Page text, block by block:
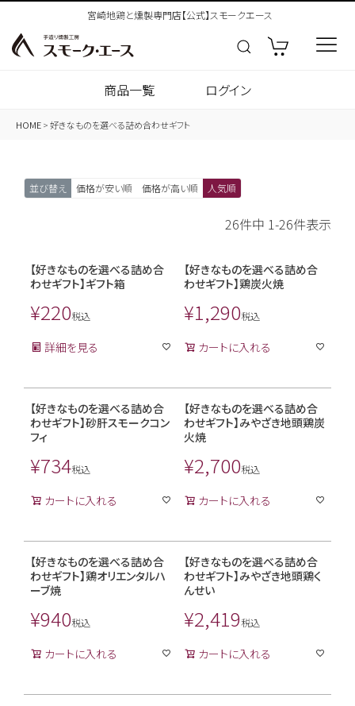
宮崎地鶏と燻製専門店【公式】スモークエース
商品一覧 ログイン
HOME 好きなものを選べる詰め合わせギフト
並び替え 価格が安い順 価格が高い順 人気順
26件中 1-26件表示
【好きなものを選べる詰め合
わせギフト】ギフト箱
¥220税込
詳細を見る
【好きなものを選べる詰め合
わせギフト】鶏炭火焼
¥1,290税込
カートに入れる
【好きなものを選べる詰め合
わせギフト】砂肝スモークコン
フィ
¥734税込
カートに入れる
【好きなものを選べる詰め合
わせギフト】みやざき地頭鶏炭
火焼
¥2,700税込
カートに入れる
【好きなものを選べる詰め合
わせギフト】鶏オリエンタルハ
ーブ焼
¥940税込
カートに入れる
【好きなものを選べる詰め合
わせギフト】みやざき地頭鶏く
んせい
¥2,419税込
カートに入れる